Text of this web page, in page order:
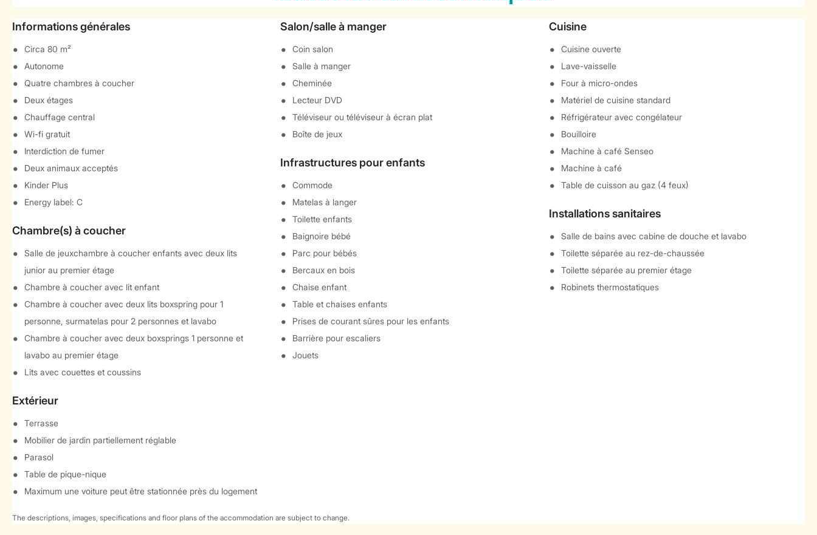
Informations générales
Circa 80 m²
Autonome
Quatre chambres à coucher
Deux étages
Chauffage central
Wi-fi gratuit
Interdiction de fumer
Deux animaux acceptés
Kinder Plus
Energy label: C
Chambre(s) à coucher
Salle de jeuxchambre à coucher enfants avec deux lits
junior au premier étage
Chambre à coucher avec lit enfant
Chambre à coucher avec deux lits boxspring pour 1
personne, surmatelas pour 2 personnes et lavabo
Chambre à coucher avec deux boxsprings 1 personne et
lavabo au premier étage
Lits avec couettes et coussins
Extérieur
Terrasse
Mobilier de jardin partiellement réglable
Parasol
Table de pique-nique
Maximum une voiture peut être stationnée près du logement
Salon/salle à manger
Coin salon
Salle à manger
Cheminée
Lecteur DVD
Téléviseur ou téléviseur à écran plat
Boîte de jeux
Infrastructures pour enfants
Commode
Matelas à langer
Toilette enfants
Baignoire bébé
Parc pour bébés
Bercaux en bois
Chaise enfant
Table et chaises enfants
Prises de courant sûres pour les enfants
Barrière pour escaliers
Jouets
Cuisine
Cuisine ouverte
Lave-vaisselle
Four à micro-ondes
Matériel de cuisine standard
Réfrigérateur avec congélateur
Bouilloire
Machine à café Senseo
Machine à café
Table de cuisson au gaz (4 feux)
Installations sanitaires
Salle de bains avec cabine de douche et lavabo
Toilette séparée au rez-de-chaussée
Toilette séparée au premier étage
Robinets thermostatiques
The descriptions, images, specifications and floor plans of the accommodation are subject to change.